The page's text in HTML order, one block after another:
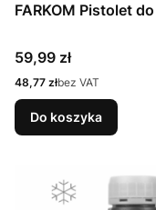
FARKOM Pistolet
Cena
59,99 zł
Cena
48,77 złbez VAT
Do koszyka